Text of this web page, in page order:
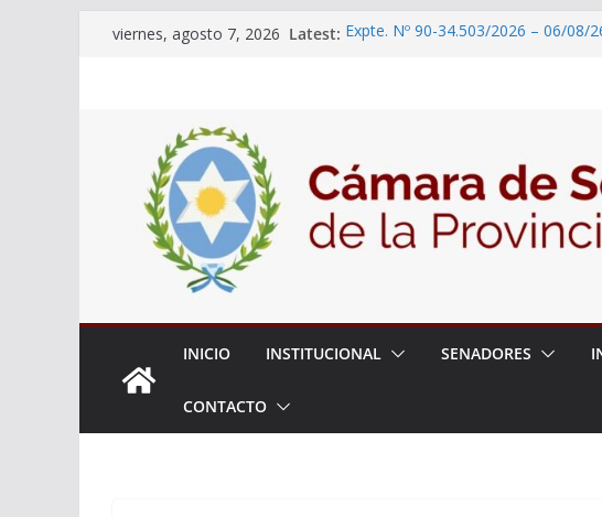
Skipviernes, agosto 7, 2026 Latest: Expte. Nº 90-34.503/2026 – 06/08/
18° Sesión Ordinaria – 6 de agosto
Expte. Nº 90-34.504/2026 – 06/08/
“Olimpiadas de Educación
Educativa”
INICIO INSTITUCIONAL SENADORES
CONTACTO